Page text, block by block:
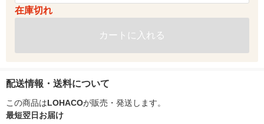
在庫切れ
カートに入れる
配送情報・送料について
この商品はLOHACOが販売・発送します。
最短翌日お届け